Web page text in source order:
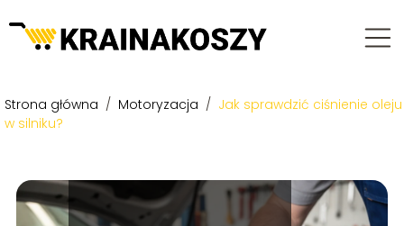
Strona główna / Motoryzacja / Jak sprawdzić ciśnienie oleju
w silniku?